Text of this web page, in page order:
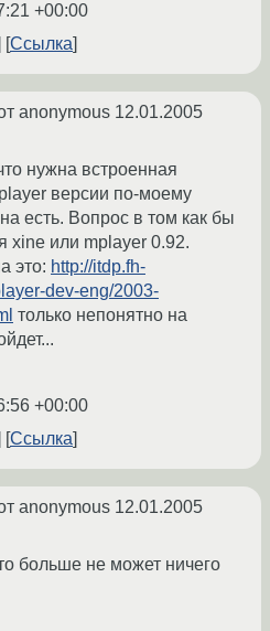
+00:00
Ссылка
anonymous 12.01.2005
нужна встроенная
версии по-моему
есть. Вопрос в том как бы
xine или mplayer 0.92.
это: http://itdp.fh-
dev-eng/2003-
только непонятно на
+00:00
Ссылка
anonymous 12.01.2005
больше не может ничего